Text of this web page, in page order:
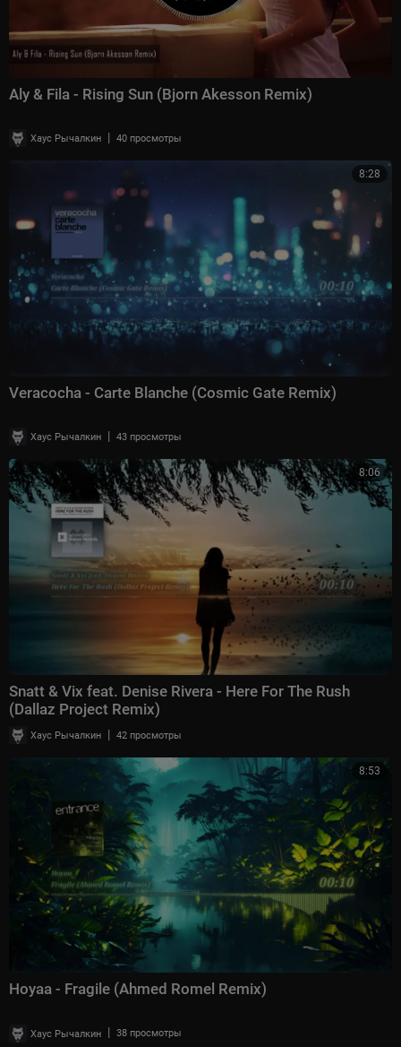
Aly & Fila - Rising Sun (Bjorn Akesson Remix)
Хаус Рычалкин | 40 просмотры
8:28
Veracocha - Carte Blanche (Cosmic Gate Remix)
Хаус Рычалкин | 43 просмотры
8:06
Snatt & Vix feat. Denise Rivera - Here For The Rush
(Dallaz Project Remix)
Хаус Рычалкин | 42 просмотры
8:53
Hoyaa - Fragile (Ahmed Romel Remix)
Хаус Рычалкин | 38 просмотры